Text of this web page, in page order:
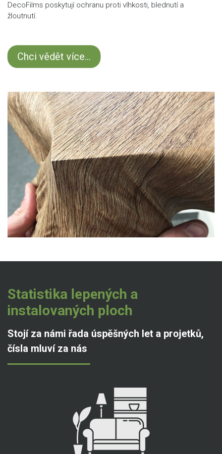
DecoFilms poskytují ochranu proti vlhkosti, blednutí a
žloutnutí.
Chci vědět více...
Statistika lepených a
instalovaných ploch
Stojí za námi řada úspěšných let a projetků,
čísla mluví za nás